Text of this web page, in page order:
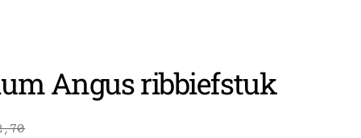
Angus ribbiefstuk